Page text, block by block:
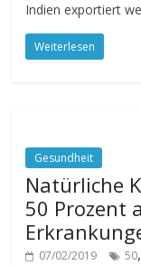
Indien exportiert
Weiterlesen
Gesundheit
Natürliche
50 Prozent
07/02/2019 50,